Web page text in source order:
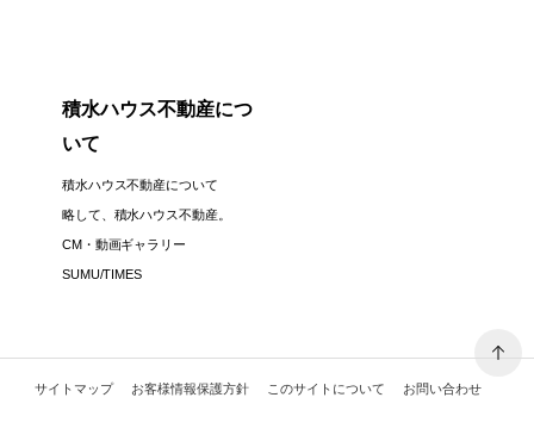
積水ハウス不動産につ
いて
積水ハウス不動産について
略して、積水ハウス不動産。
CM・動画ギャラリー
SUMU/TIMES
サイトマップ お客様情報保護方針 このサイトについて お問い合わせ